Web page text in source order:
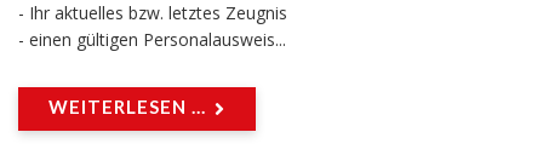
- Ihr aktuelles bzw. letztes Zeugnis
- einen gültigen Personalausweis...
WEITERLESEN ...